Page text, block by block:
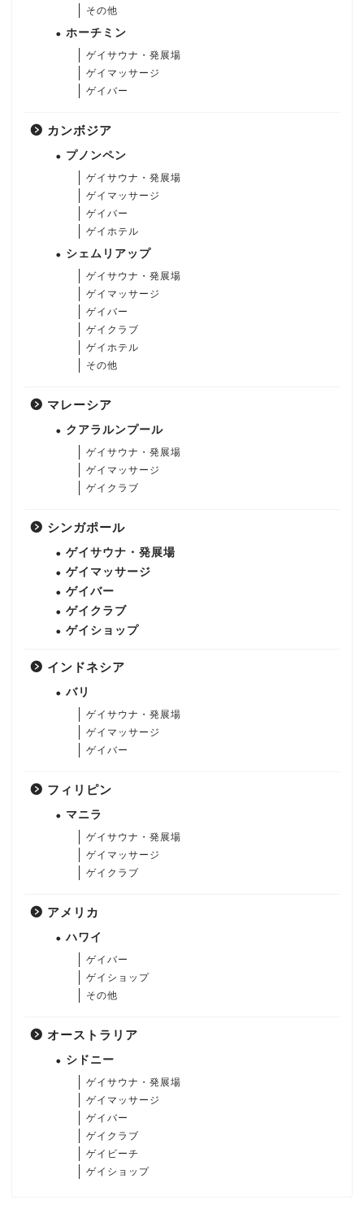
その他
ホーチミン
ゲイサウナ・発展場
ゲイマッサージ
ゲイバー
カンボジア
プノンペン
ゲイサウナ・発展場
ゲイマッサージ
ゲイバー
ゲイホテル
シェムリアップ
ゲイサウナ・発展場
ゲイマッサージ
ゲイバー
ゲイクラブ
ゲイホテル
その他
マレーシア
クアラルンプール
ゲイサウナ・発展場
ゲイマッサージ
ゲイクラブ
シンガポール
ゲイサウナ・発展場
ゲイマッサージ
ゲイバー
ゲイクラブ
ゲイショップ
インドネシア
バリ
ゲイサウナ・発展場
ゲイマッサージ
ゲイバー
フィリピン
マニラ
ゲイサウナ・発展場
ゲイマッサージ
ゲイクラブ
アメリカ
ハワイ
ゲイバー
ゲイショップ
その他
オーストラリア
シドニー
ゲイサウナ・発展場
ゲイマッサージ
ゲイバー
ゲイクラブ
ゲイビーチ
ゲイショップ